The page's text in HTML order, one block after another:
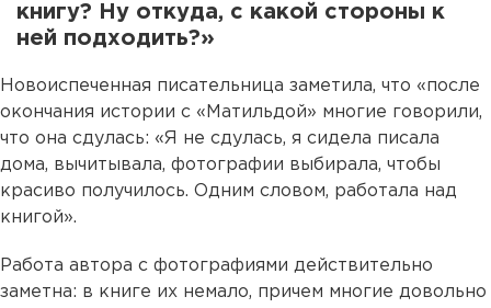
книгу? Ну откуда, с какой стороны к
ней подходить?»
Новоиспеченная писательница заметила, что «после
окончания истории с «Матильдой» многие говорили,
что она сдулась: «Я не сдулась, я сидела писала
дома, вычитывала, фотографии выбирала, чтобы
красиво получилось. Одним словом, работала над
книгой».
Работа автора с фотографиями действительно
заметна: в книге их немало, причем многие довольно